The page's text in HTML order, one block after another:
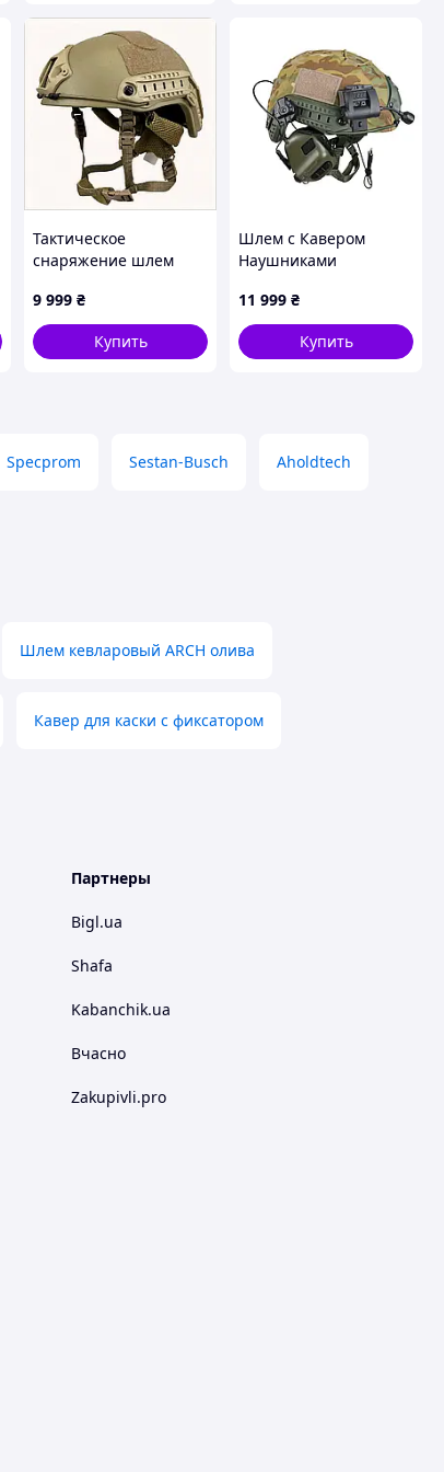
Тактическое
снаряжение шлем
класс 3А T8P76T4912
9 999 ₴
Купить
Шлем с Кавером
Наушниками
Шлема с Наушниками,
Каска Мультикам
11 999 ₴
Купить
Specprom Sestan-Busch Aholdtech
Шлем кевларовый ARCH олива
Кавер для каски с фиксатором
Партнеры
Bigl.ua
Shafa
Kabanchik.ua
Вчасно
Zakupivli.pro